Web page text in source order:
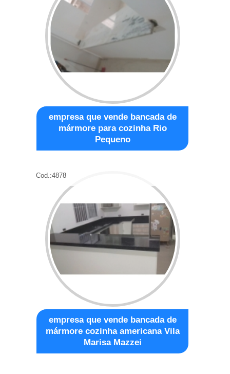
empresa que vende bancada de
mármore para cozinha Rio
Pequeno
Cod.:4878
empresa que vende bancada de
mármore cozinha americana Vila
Marisa Mazzei